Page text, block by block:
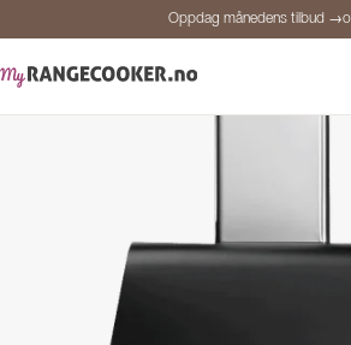
Oppdag månedens tilbud